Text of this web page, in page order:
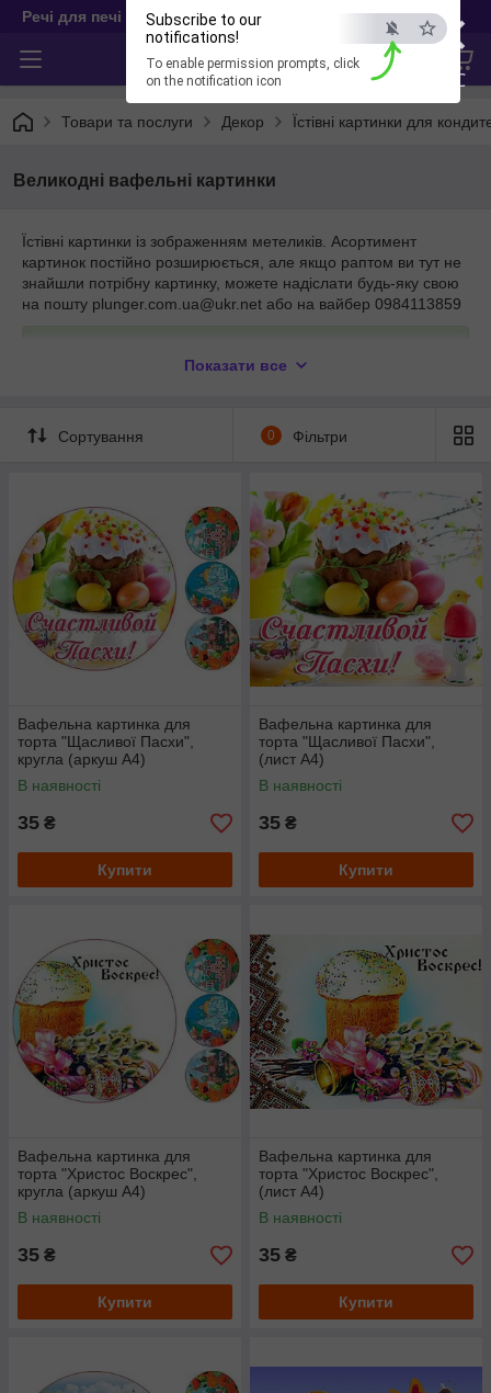
×
ESC
Subscribe to our
notifications!
To enable permission prompts, click
on the notification icon
Речі для печі
Товари та послуги Декор Їстівні картинки для
Великодні вафельні картинки
Їстівні картинки із зображенням метеликів. Асортимент
картинок постійно розширюється, але якщо раптом ви тут не
знайшли потрібну картинку, можете надіслати будь-яку свою
на пошту plunger.com.ua@ukr.net або на вайбер 0984113859
Показати все
Сортування 0 Фільтри
Вафельна картинка для
торта "Щасливої Пасхи",
кругла (аркуш А4)
В наявності
35 ₴
Купити
Вафельна картинка для
торта "Щасливої Пасхи",
(лист А4)
В наявності
35 ₴
Купити
Вафельна картинка для
торта "Христос Воскрес",
кругла (аркуш А4)
В наявності
35 ₴
Купити
Вафельна картинка для
торта "Христос Воскрес",
(лист А4)
В наявності
35 ₴
Купити